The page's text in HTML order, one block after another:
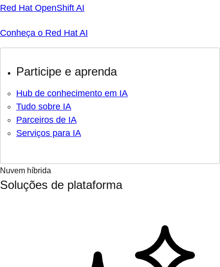
Red Hat OpenShift AI
Conheça o Red Hat AI
Participe e aprenda
Hub de conhecimento em IA
Tudo sobre IA
Parceiros de IA
Serviços para IA
Nuvem híbrida
Soluções de plataforma